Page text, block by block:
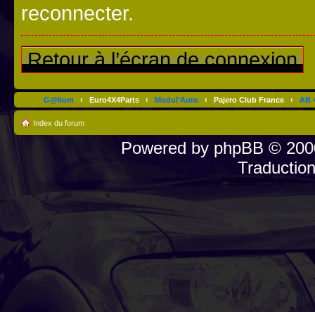
reconnecter.
Retour à l’écran de connexion
G@lium ‹ Euro4X4Parts ‹ Modul'Auto ‹ Pajero Club France ‹ AB
Index du forum
Powered by phpBB ©